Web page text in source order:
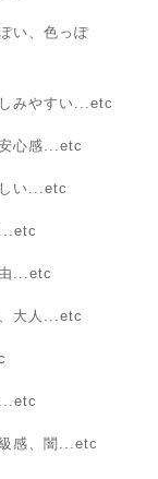
い、色っぽ
みやすい...etc
心感...etc
い...etc
...etc
大人...etc
感、闇...etc